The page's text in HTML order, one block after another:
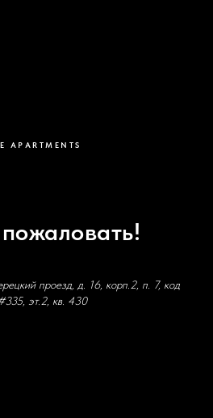
APARTMENTS
проезд, д. 16, корп.2, п. 7, код
эт.2, кв. 430